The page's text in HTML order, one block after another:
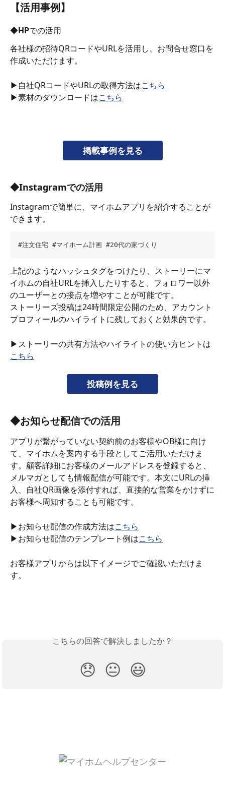
【活用事例】
◆HPでの活用
各社様の招待QRコードやURLを活用し、お問合せ窓口を
作成いただけます。
▶自社QRコードやURLの取得方法はこちら
▶素材のダウンロードはこちら
掲載事例を見る
◆Instagramでの活用
Instagramで簡単に、マイホムアプリを紹介することが
できます。
#注文住宅 #マイホーム計画 #20代の家づくり
上記のようなハッシュタグをつけたり、ストーリーにマ
イホムの自社URLを挿入したりすると、フォロワー以外
のユーザーとの接点を増やすことが可能です。
ストーリーズ投稿は24時間限定公開のため、アカウント
プロフィールのハイライトに残しておくと効果的です。
▶ストーリーの共有方法やハイライトの使い方ヒントは
こちら
投稿例を見る
◆お知らせ配信での活用
アプリが繋がっていない契約前のお客様やOB様に向け
て、マイホムを案内する手段としてご活用いただけま
す。顧客詳細にお客様のメールアドレスを登録すると、
メルマガとしても情報配信が可能です。本文にURLの挿
入、自社QR画像を添付すれば、直接的な営業をかけずに
お客様へ周知することも可能です。
▶お知らせ配信の作成方法はこちら
▶お知らせ配信のテンプレート例はこちら
お客様アプリからは以下イメージでご確認いただけま
す。
こちらの回答で解決しましたか？
😞 😐 😃